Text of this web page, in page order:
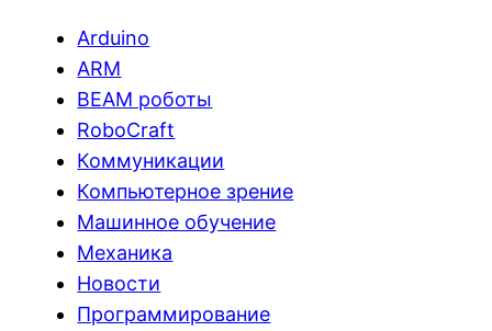
Arduino
ARM
BEAM роботы
RoboCraft
Коммуникации
Компьютерное зрение
Машинное обучение
Механика
Новости
Программирование